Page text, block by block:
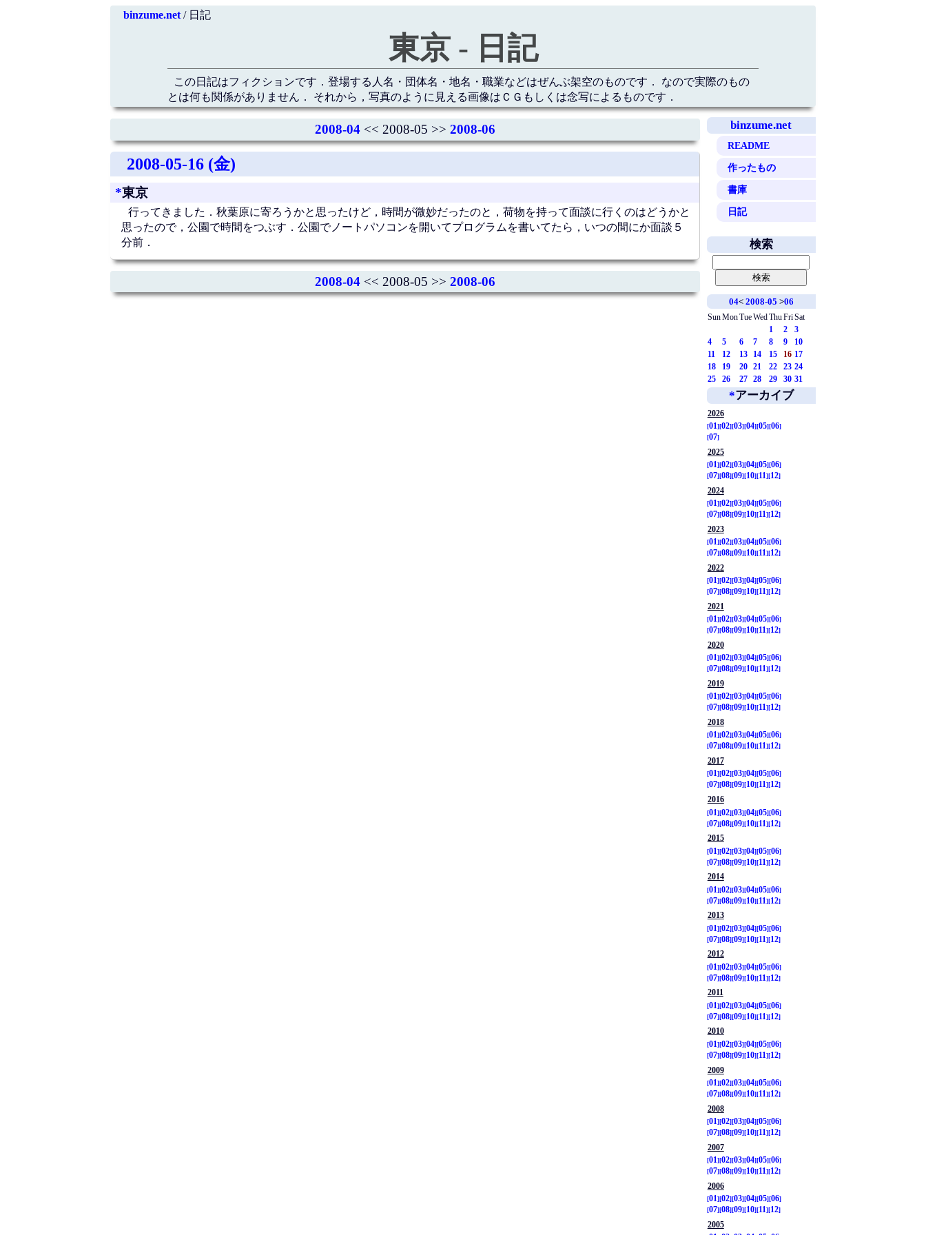
binzume.net/ 日記
東京 - 日記
この日記はフィクションです．登場する人名・団体名・地名・職業などはぜんぶ架空のものです． なので実際のもの
とは何も関係がありません． それから，写真のように見える画像はＣＧもしくは念写によるものです．
binzume.net
README
作ったもの
書庫
日記
2008-04 << 2008-05 >> 2008-06
2008-05-16 (金)
*東京
行ってきました．秋葉原に寄ろうかと思ったけど，時間が微妙だったのと，荷物を持って面談に行くのはどうかと
思ったので，公園で時間をつぶす．公園でノートパソコンを開いてプログラムを書いてたら，いつの間にか面談５
分前．
2008-04 << 2008-05 >> 2008-06
検索
04< 2008-05 >06
SunMonTueWed ThuFriSat
1
2
3
4
5 6 7 8 9
10
11
12 13 14 15 16 17
18
19 20 21 22 23 24
25
26 27 28 29 30 31
*アーカイブ
2026
01
02 03 04 05 06
07
2025
01
02 03 04 05 06
07 08 09 10 11
12
2024
01
02 03 04 05 06
07 08 09 10 11
12
2023
01
02 03 04 05 06
07 08 09 10 11
12
2022
01
02 03 04 05 06
07 08 09 10 11
12
2021
01
02 03 04 05 06
07 08 09 10 11
12
2020
01
02 03 04 05 06
07 08 09 10 11
12
2019
01
02 03 04 05 06
07 08 09 10 11
12
2018
01 02 03 04 05 06
07 08 09 10 11 12
2017
01 02 03 04 05 06
07 08 09 10 11 12
2016
01
02 03 04 05 06
07 08 09 10 11
12
2015
01
02 03 04 05 06
07 08 09 10 11
12
2014
01
02 03 04 05 06
07 08 09 10 11
12
2013
01
02 03 04 05 06
07 08 09 10 11
12
2012
01
02 03 04 05 06
07 08 09 10 11
12
2011
01
02 03 04 05 06
07 08 09 10 11
12
2010
01
02 03 04 05 06
07 08 09 10 11
12
2009
01
02 03 04 05 06
07 08 09 10 11
12
2008
01
02 03 04 05 06
07 08 09 10 11
12
2007
01
02 03 04 05 06
07 08 09 10 11
12
2006
01
02 03 04 05 06
07 08 09 10 11
12
2005